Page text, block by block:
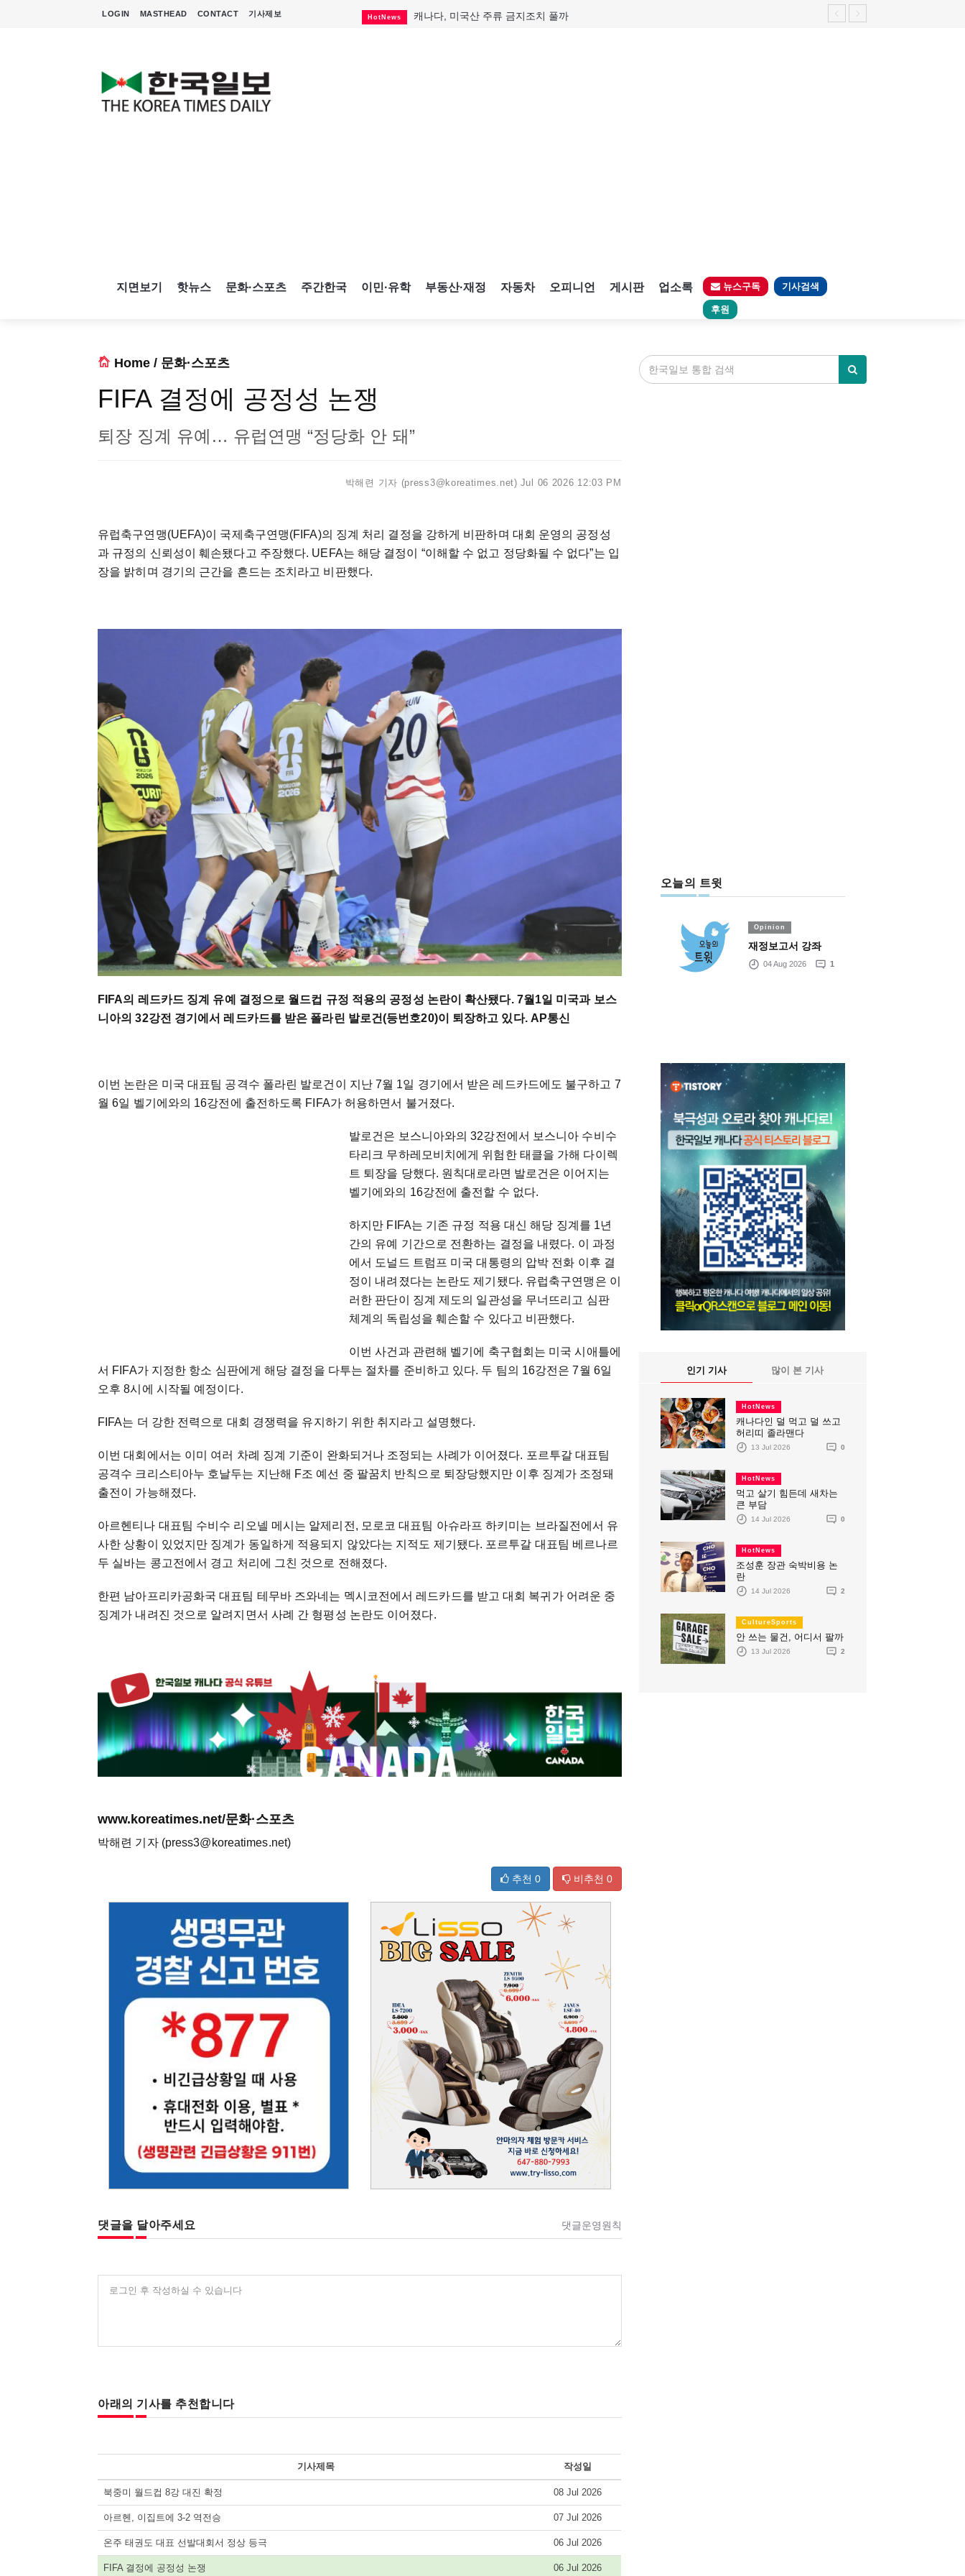
LOGIN MASTHEAD CONTACT 기사제보 HotNews 캐나다, 미국산 주류 금지조치 풀까
지면보기 핫뉴스 문화·스포츠 주간한국 이민·유학 부동산·재정 자동차 오피니언 게시판 업소록 뉴스구독 기사검색
후원
Home / 문화·스포츠
FIFA 결정에 공정성 논쟁
퇴장 징계 유예… 유럽연맹 “정당화 안 돼”
박해련 기자 (press3@koreatimes.net) Jul 06 2026 12:03 PM
유럽축구연맹(UEFA)이 국제축구연맹(FIFA)의 징계 처리 결정을 강하게 비판하며 대회 운영의 공정성
과 규정의 신뢰성이 훼손됐다고 주장했다. UEFA는 해당 결정이 “이해할 수 없고 정당화될 수 없다”는 입
장을 밝히며 경기의 근간을 흔드는 조치라고 비판했다.
FIFA의 레드카드 징계 유예 결정으로 월드컵 규정 적용의 공정성 논란이 확산됐다. 7월1일 미국과 보스
니아의 32강전 경기에서 레드카드를 받은 폴라린 발로건(등번호20)이 퇴장하고 있다. AP통신
이번 논란은 미국 대표팀 공격수 폴라린 발로건이 지난 7월 1일 경기에서 받은 레드카드에도 불구하고 7
월 6일 벨기에와의 16강전에 출전하도록 FIFA가 허용하면서 불거졌다.
발로건은 보스니아와의 32강전에서 보스니아 수비수
타리크 무하레모비치에게 위험한 태클을 가해 다이렉
트 퇴장을 당했다. 원칙대로라면 발로건은 이어지는
벨기에와의 16강전에 출전할 수 없다.
하지만 FIFA는 기존 규정 적용 대신 해당 징계를 1년
간의 유예 기간으로 전환하는 결정을 내렸다. 이 과정
에서 도널드 트럼프 미국 대통령의 압박 전화 이후 결
정이 내려졌다는 논란도 제기됐다. 유럽축구연맹은 이
러한 판단이 징계 제도의 일관성을 무너뜨리고 심판
체계의 독립성을 훼손할 수 있다고 비판했다.
이번 사건과 관련해 벨기에 축구협회는 미국 시애틀에
서 FIFA가 지정한 항소 심판에게 해당 결정을 다투는 절차를 준비하고 있다. 두 팀의 16강전은 7월 6일
오후 8시에 시작될 예정이다.
FIFA는 더 강한 전력으로 대회 경쟁력을 유지하기 위한 취지라고 설명했다.
이번 대회에서는 이미 여러 차례 징계 기준이 완화되거나 조정되는 사례가 이어졌다. 포르투갈 대표팀
공격수 크리스티아누 호날두는 지난해 F조 예선 중 팔꿈치 반칙으로 퇴장당했지만 이후 징계가 조정돼
출전이 가능해졌다.
아르헨티나 대표팀 수비수 리오넬 메시는 알제리전, 모로코 대표팀 아슈라프 하키미는 브라질전에서 유
사한 상황이 있었지만 징계가 동일하게 적용되지 않았다는 지적도 제기됐다. 포르투갈 대표팀 베르나르
두 실바는 콩고전에서 경고 처리에 그친 것으로 전해졌다.
한편 남아프리카공화국 대표팀 테무바 즈와네는 멕시코전에서 레드카드를 받고 대회 복귀가 어려운 중
징계가 내려진 것으로 알려지면서 사례 간 형평성 논란도 이어졌다.
www.koreatimes.net/문화·스포츠
박해련 기자 (press3@koreatimes.net)
추천 0 비추천 0
댓글을 달아주세요 댓글운영원칙
로그인 후 작성하실 수 있습니다
아래의 기사를 추천합니다
기사제목 작성일
북중미 월드컵 8강 대진 확정 08 Jul 2026
아르헨, 이집트에 3-2 역전승 07 Jul 2026
온주 태권도 대표 선발대회서 정상 등극 06 Jul 2026
FIFA 결정에 공정성 논쟁 06 Jul 2026
오늘의 트윗
Opinion
재정보고서 강좌
04 Aug 2026 1
인기 기사 많이 본 기사
HotNews
캐나다인 덜 먹고 덜 쓰고
허리띠 졸라맨다
13 Jul 2026 0
HotNews
먹고 살기 힘든데 새차는
큰 부담
14 Jul 2026 0
HotNews
조성훈 장관 숙박비용 논
란
14 Jul 2026 2
CultureSports
안 쓰는 물건, 어디서 팔까
13 Jul 2026 2